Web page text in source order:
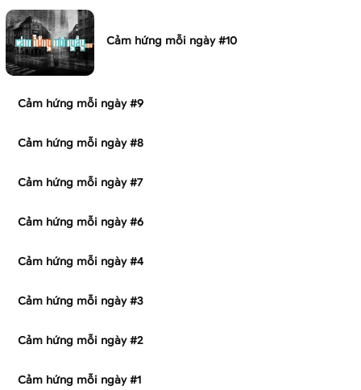
Cảm hứng mỗi ngày #10
Cảm hứng mỗi ngày #9
Cảm hứng mỗi ngày #8
Cảm hứng mỗi ngày #7
Cảm hứng mỗi ngày #6
Cảm hứng mỗi ngày #4
Cảm hứng mỗi ngày #3
Cảm hứng mỗi ngày #2
Cảm hứng mỗi ngày #1